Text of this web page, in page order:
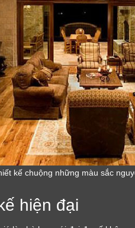
kế chuộng những màu sắc
hiện đại